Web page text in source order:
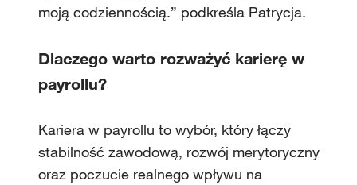
moją codziennością.” podkreśla Patrycja.
Dlaczego warto rozważyć karierę w
payrollu?
Kariera w payrollu to wybór, który łączy
stabilność zawodową, rozwój merytoryczny
oraz poczucie realnego wpływu na